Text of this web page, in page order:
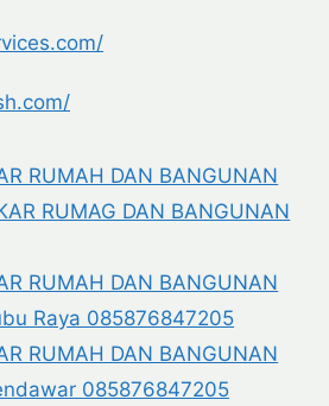
RUMAH DAN BANGUNAN
RUMAG DAN BANGUNAN
RUMAH DAN BANGUNAN
Raya 085876847205
RUMAH DAN BANGUNAN
085876847205